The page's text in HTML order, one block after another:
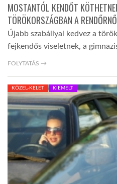
MOSTANTÓL KENDŐT
TÖRÖKORSZÁGBAN A
Újabb szabállyal kedvez a
fejkendős viseletnek, a
FOLYTATÁS →
KÖZEL-KELET KIEMELT